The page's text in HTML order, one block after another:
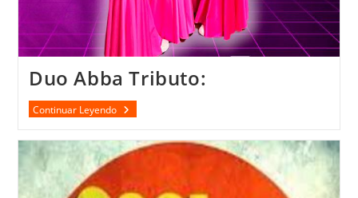
Duo Abba Tributo:
Continuar LeyendoDuo